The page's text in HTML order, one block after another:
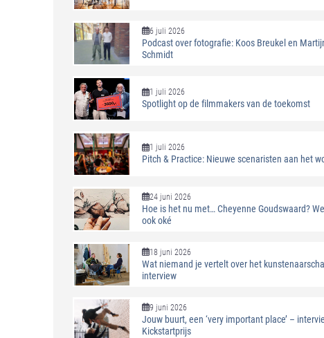
6 juli 2026
Podcast over fotografie: Koos Breukel en
Schmidt
1 juli 2026
Spotlight op de filmmakers van de toekomst
1 juli 2026
Pitch & Practice: Nieuwe scenaristen aan het
24 juni 2026
Hoe is het nu met… Cheyenne Goudswaard?
ook oké
18 juni 2026
Wat niemand je vertelt over het
interview
9 juni 2026
Jouw buurt, een ‘very important place’ –
Kickstartprijs